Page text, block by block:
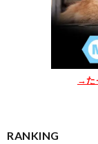
→た
RANKING